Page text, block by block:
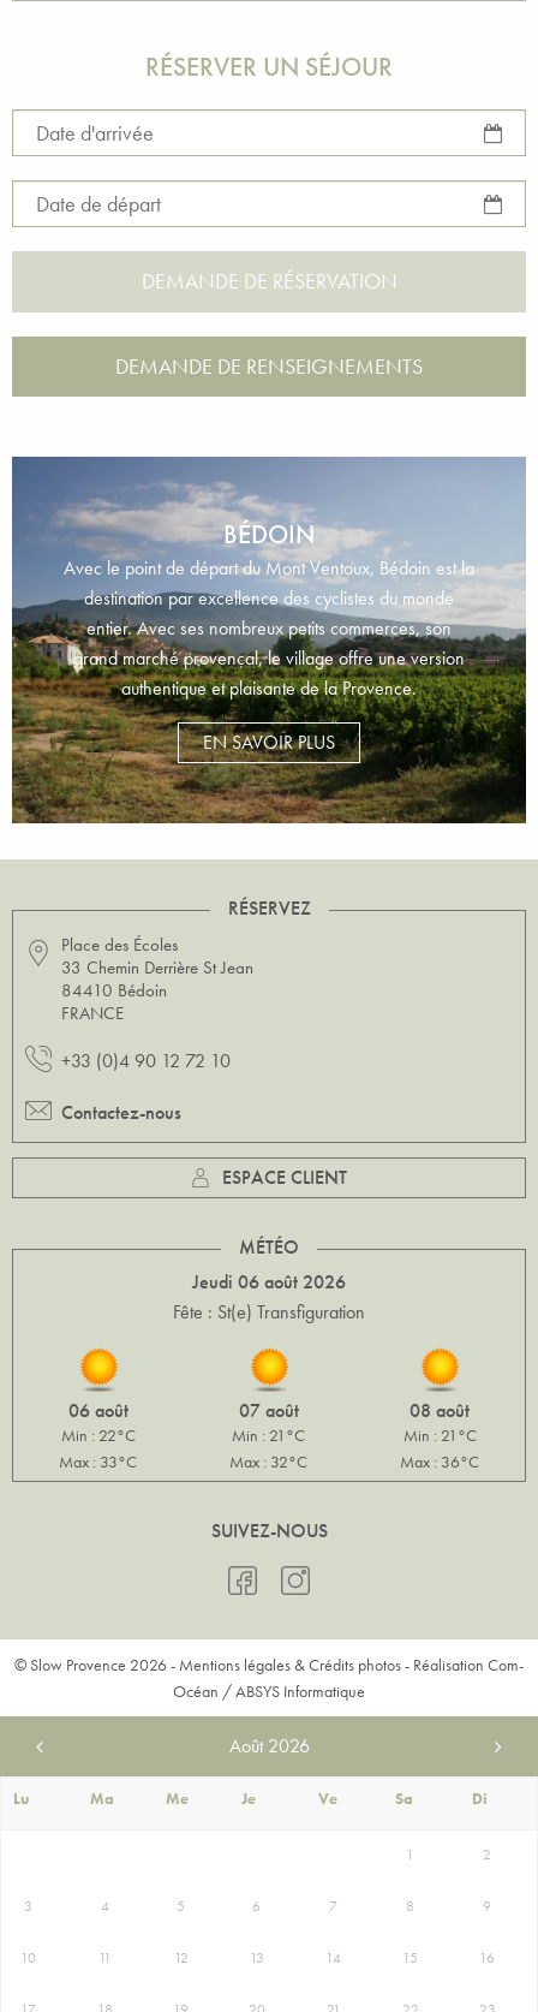
RÉSERVER UN SÉJOUR
Date d'arrivée
Date de départ
DEMANDE DE RENSEIGNEMENTS
BÉDOIN
Avec le point de départ du Mont Ventoux, Bédoin est la
destination par excellence des cyclistes du monde
entier. Avec ses nombreux petits commerces, son
grand marché provençal, le village offre une version
authentique et plaisante de la Provence.
EN SAVOIR PLUS
RÉSERVEZ
Place des Écoles
33 Chemin Derrière St Jean
84410 Bédoin
FRANCE
+33 (0)4 90 12 72 10
Contactez-nous
ESPACE CLIENT
MÉTÉO
Jeudi 06 août 2026
Fête : St(e) Transfiguration
06 août
Min : 22°C
Max : 33°C
07 août
Min : 21°C
Max : 32°C
08 août
Min : 21°C
Max : 36°C
SUIVEZ-NOUS
© Slow Provence 2026 - Mentions légales & Crédits photos- Réalisation Com-
Océan /ABSYS Informatique
Août 2026
Lu Ma Me Je Ve Sa Di
1 2
3 4 5 6 7 8 9
10 11 12 13 14 15 16